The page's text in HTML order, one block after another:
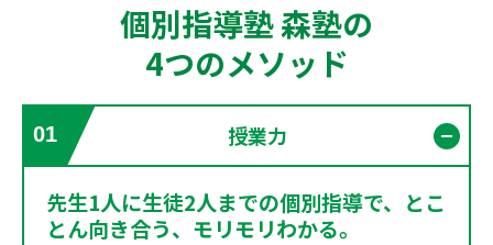
個別指導塾 森塾の
4つのメソッド
01 授業力
先生1人に生徒2人までの個別指導で、とこ
とん向き合う、モリモリわかる。